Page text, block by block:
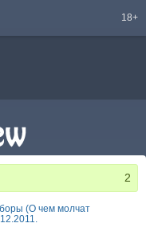
18+
2
(О чем молчат